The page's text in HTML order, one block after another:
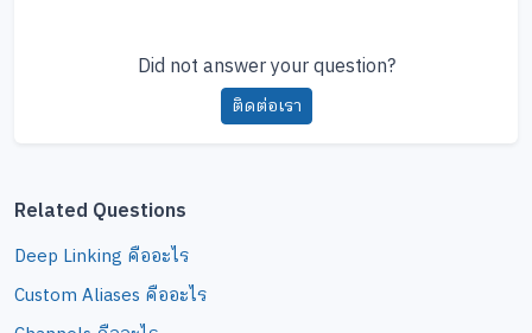
Did not answer your question?
ติดต่อเรา
Related Questions
Deep Linking คืออะไร
Custom Aliases คืออะไร